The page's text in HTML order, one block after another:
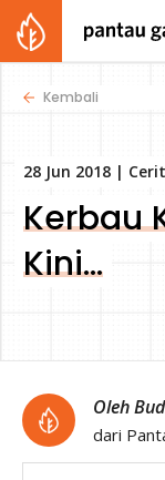
Kembali
28 Jun 2018 |
Kerbau
Kini…
Oleh
dari